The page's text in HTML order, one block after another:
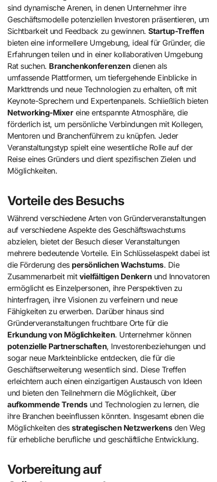
sind dynamische Arenen, in denen Unternehmer ihre
Geschäftsmodelle potenziellen Investoren präsentieren, um
Sichtbarkeit und Feedback zu gewinnen.Startup-Treffen
bieten eine informellere Umgebung, ideal für Gründer, die
Erfahrungen teilen und in einer kollaborativen Umgebung
Rat suchen. Branchenkonferenzen dienen als
umfassende Plattformen, um tiefergehende Einblicke in
Markttrends und neue Technologien zu erhalten, oft mit
Keynote-Sprechern und Expertenpanels. Schließlich bieten
Networking-Mixereine entspannte Atmosphäre, die
förderlich ist, um persönliche Verbindungen mit Kollegen,
Mentoren und Branchenführern zu knüpfen. Jeder
Veranstaltungstyp spielt eine wesentliche Rolle auf der
Reise eines Gründers und dient spezifischen Zielen und
Möglichkeiten.
Vorteile des Besuchs
Während verschiedene Arten von Gründerveranstaltungen
auf verschiedene Aspekte des Geschäftswachstums
abzielen, bietet der Besuch dieser Veranstaltungen
mehrere bedeutende Vorteile. Ein Schlüsselaspekt dabei ist
die Förderung des persönlichen Wachstums. Die
Zusammenarbeit mit vielfältigen Denkern und Innovatoren
ermöglicht es Einzelpersonen, ihre Perspektiven zu
hinterfragen, ihre Visionen zu verfeinern und neue
Fähigkeiten zu erwerben. Darüber hinaus sind
Gründerveranstaltungen fruchtbare Orte für die
Erkundung von Möglichkeiten. Unternehmer können
potenzielle Partnerschaften, Investorenbeziehungen und
sogar neue Markteinblicke entdecken, die für die
Geschäftserweiterung wesentlich sind. Diese Treffen
erleichtern auch einen einzigartigen Austausch von Ideen
und bieten den Teilnehmern die Möglichkeit, über
aufkommende Trendsund Technologien zu lernen, die
ihre Branchen beeinflussen könnten. Insgesamt ebnen die
Möglichkeiten desstrategischen Netzwerkensden Weg
für erhebliche berufliche und geschäftliche Entwicklung.
Vorbereitung auf